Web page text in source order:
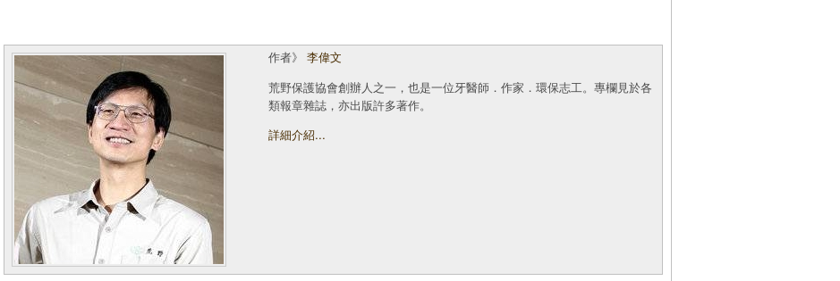
作者》 李偉文
荒野保護協會創辦人之一，也是一位牙醫師．作家．環保志工。專欄見於各
類報章雜誌，亦出版許多著作。
詳細介紹...